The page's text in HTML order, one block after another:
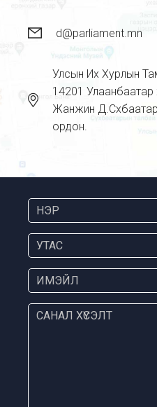
d@parliament.mn
Улсын Их Хурлын
14201 Улаанбаатар
Жанжин
ордон.